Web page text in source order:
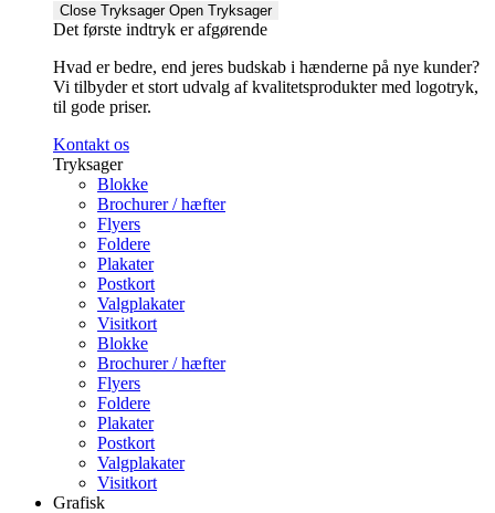
Close Tryksager Open Tryksager
Det første indtryk er afgørende
Hvad er bedre, end jeres budskab i hænderne på nye kunder?
Vi tilbyder et stort udvalg af kvalitetsprodukter med logotryk,
til gode priser.
Kontakt os
Tryksager
Blokke
Brochurer / hæfter
Flyers
Foldere
Plakater
Postkort
Valgplakater
Visitkort
Blokke
Brochurer / hæfter
Flyers
Foldere
Plakater
Postkort
Valgplakater
Visitkort
Grafisk